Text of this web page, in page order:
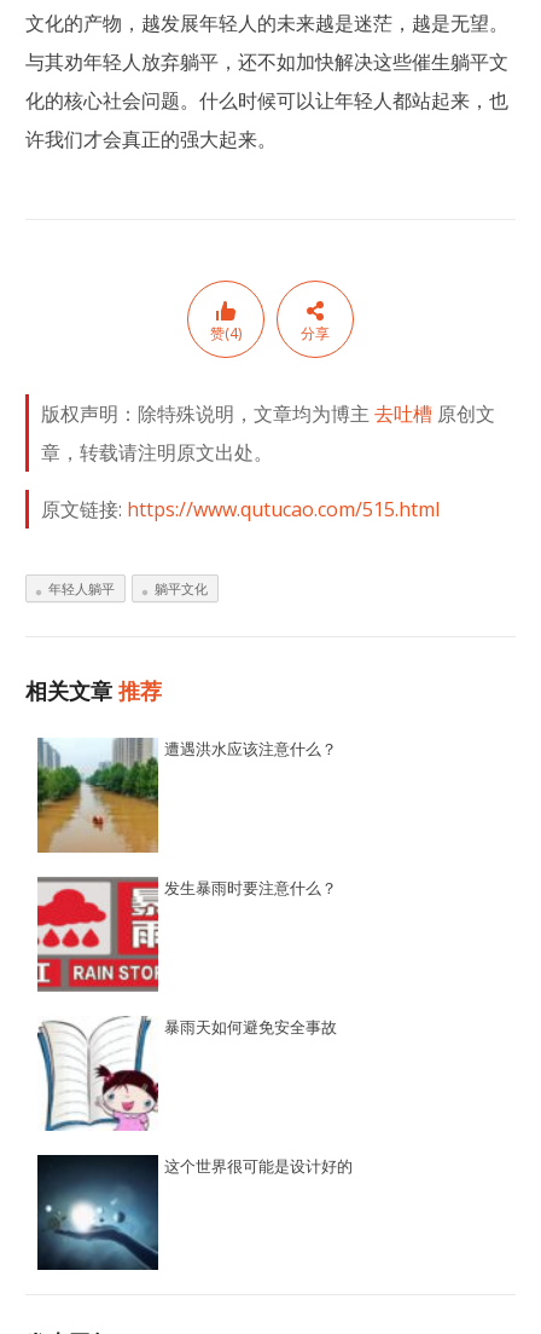
文化的产物，越发展年轻人的未来越是迷茫，越是无望。
与其劝年轻人放弃躺平，还不如加快解决这些催生躺平文
化的核心社会问题。什么时候可以让年轻人都站起来，也
许我们才会真正的强大起来。
赞(4) 分享
版权声明：除特殊说明，文章均为博主去吐槽 原创文
章，转载请注明原文出处。
原文链接: https://www.qutucao.com/515.html
年轻人躺平 躺平文化
相关文章推荐
遭遇洪水应该注意什么？
发生暴雨时要注意什么？
暴雨天如何避免安全事故
这个世界很可能是设计好的